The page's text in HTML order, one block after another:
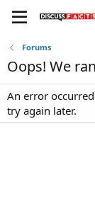
Forums
Oops! We
An error
try again later.